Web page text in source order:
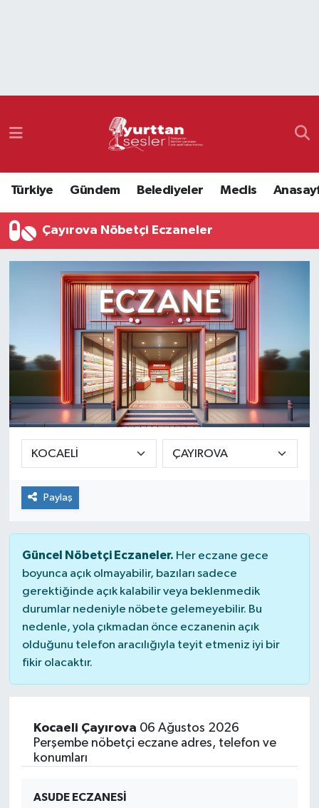
Türkiye Gündem Belediyeler Meclis
Çayırova Nöbetçi Eczaneler
Paylaş
Güncel Nöbetçi Eczaneler. Her eczane gece
boyunca açık olmayabilir, bazıları sadece
gerektiğinde açık kalabilir veya beklenmedik
durumlar nedeniyle nöbete gelemeyebilir. Bu
nedenle, yola çıkmadan önce eczanenin açık
olduğunu telefon aracılığıyla teyit etmeniz iyi bir
fikir olacaktır.
Kocaeli Çayırova 06 Ağustos 2026
Perşembe nöbetçi eczane adres, telefon ve
konumları
ASUDE ECZANESİ
Namaz Vakitleri
Süper Lig Puan Durumu ve Fikstür
Tüm Manşetler
Son Dakika Haberleri
Haber Arşivi